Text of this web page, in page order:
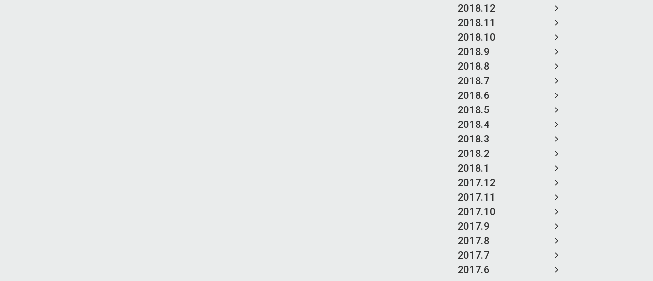
2018.12
2018.11
2018.10
2018.9
2018.8
2018.7
2018.6
2018.5
2018.4
2018.3
2018.2
2018.1
2017.12
2017.11
2017.10
2017.9
2017.8
2017.7
2017.6